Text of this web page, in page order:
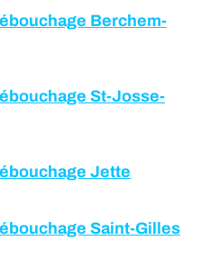
Berchem-
St-Josse-
Jette
Saint-Gilles